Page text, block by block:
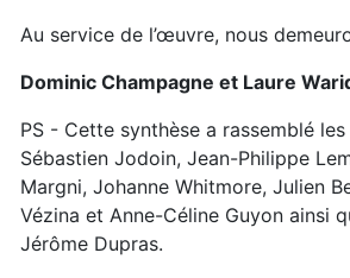
Au service de l’œuvre, nous
Dominic Champagne et Laure
PS - Cette synthèse a rassemblé
Sébastien Jodoin, Jean-Philippe
Margni, Johanne Whitmore, Julien
Vézina et Anne-Céline Guyon ainsi
Jérôme Dupras.